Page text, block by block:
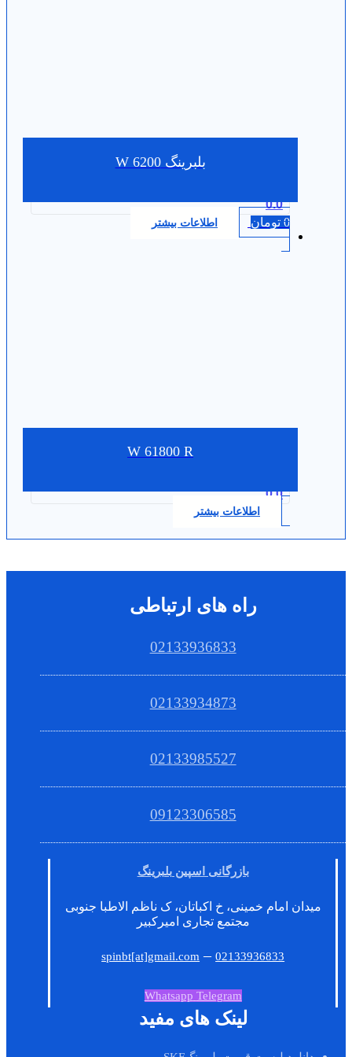
بلبرینگ W 6200
0.0
0 تومان اطلاعات بیشتر
W 61800 R
0.0
اطلاعات بیشتر
راه های ارتباطی
02133936833
02133934873
02133985527
09123306585
بازرگانی اسپین بلبرینگ
میدان امام خمینی، خ اکباتان، ک ناظم الاطبا جنوبی
مجتمع تجاری امیرکبیر
spinbt[at]gmail.com –02133936833
Whatsapp Telegram
لینک های مفید